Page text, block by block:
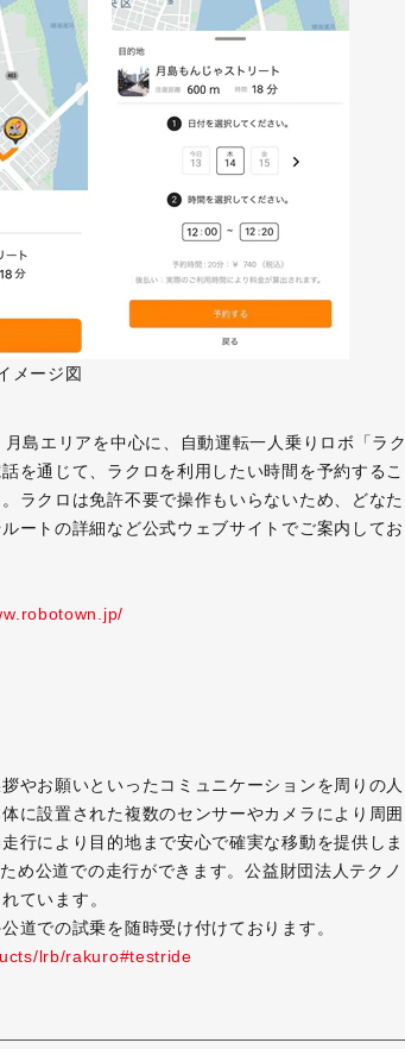
メージ図
島エリアを中心に、自動運転一人乗りロボ「ラク
を通じて、ラクロを利用したい時間を予約するこ
ラクロは免許不要で操作もいらないため、どなた
ートの詳細など公式ウェブサイトでご案内してお
やお願いといったコミュニケーションを周りの人
に設置された複数のセンサーやカメラにより周囲
行により目的地まで安心で確実な移動を提供しま
め公道での走行ができます。公益財団法人テクノ
ています。
道での試乗を随時受け付けております。
lrb/rakuro#testride